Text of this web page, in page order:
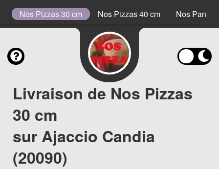
Nos Pizzas 30 cm Nos Pizzas 40 cm Nos Paninis
Livraison de Nos Pizzas
30 cm
sur Ajaccio Candia
(20090)